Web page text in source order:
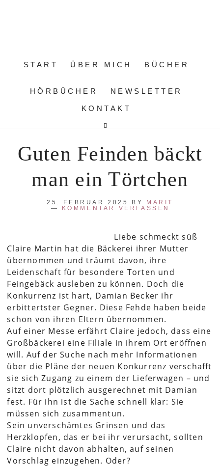
START ÜBER MICH BÜCHER
HÖRBÜCHER NEWSLETTER
KONTAKT
Guten Feinden bäckt
man ein Törtchen
25. FEBRUAR 2025 BY
MARIT
KOMMENTAR VERFASSEN
Liebe schmeckt süß
Claire Martin hat die Bäckerei ihrer Mutter
übernommen und träumt davon, ihre
Leidenschaft für besondere Torten und
Feingebäck ausleben zu können. Doch die
Konkurrenz ist hart, Damian Becker ihr
erbittertster Gegner. Diese Fehde haben beide
schon von ihren Eltern übernommen.
Auf einer Messe erfährt Claire jedoch, dass eine
Großbäckerei eine Filiale in ihrem Ort eröffnen
will. Auf der Suche nach mehr Informationen
über die Pläne der neuen Konkurrenz verschafft
sie sich Zugang zu einem der Lieferwagen – und
sitzt dort plötzlich ausgerechnet mit Damian
fest. Für ihn ist die Sache schnell klar: Sie
müssen sich zusammentun.
Sein unverschämtes Grinsen und das
Herzklopfen, das er bei ihr verursacht, sollten
Claire nicht davon abhalten, auf seinen
Vorschlag einzugehen. Oder?